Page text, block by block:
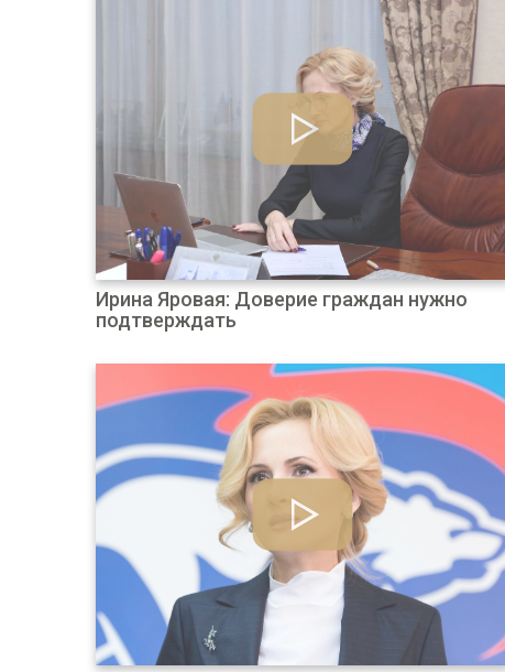
Ирина Яровая: Доверие граждан нужно
подтверждать